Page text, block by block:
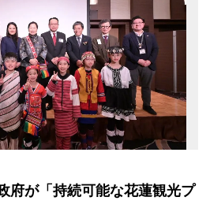
府が「持続可能な花蓮観光プ